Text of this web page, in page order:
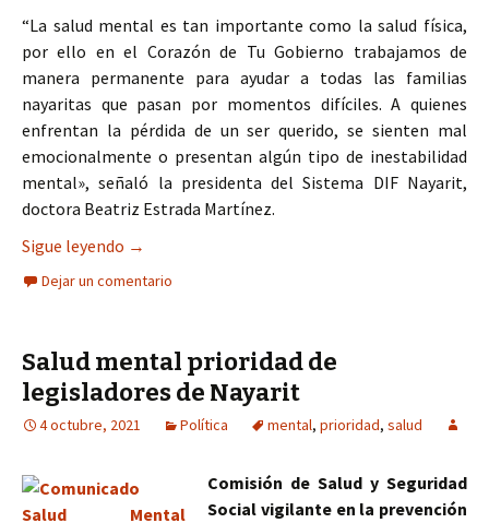
“La salud mental es tan importante como la salud física,
por ello en el Corazón de Tu Gobierno trabajamos de
manera permanente para ayudar a todas las familias
nayaritas que pasan por momentos difíciles. A quienes
enfrentan la pérdida de un ser querido, se sienten mal
emocionalmente o presentan algún tipo de inestabilidad
mental», señaló la presidenta del Sistema DIF Nayarit,
doctora Beatriz Estrada Martínez.
Sigue leyendo Tu salud mental, prioridad para el Corazón de
→
Dejar un comentario
Salud mental prioridad de
legisladores de Nayarit
4 octubre, 2021 Política mental, prioridad, salud
Comisión de Salud y Seguridad
Social vigilante en la prevención